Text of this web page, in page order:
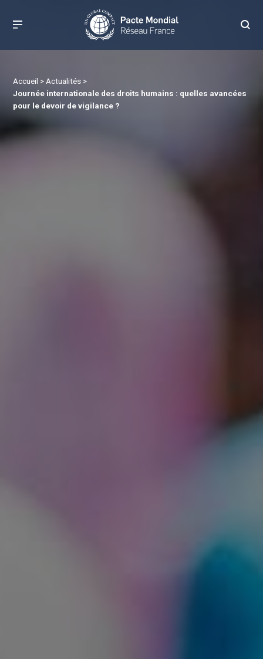
Accueil > Actualités >
Journée internationale des droits humains : quelles avancées
pour le devoir de vigilance ?